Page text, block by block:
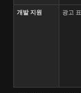
개발 지원 광고 표